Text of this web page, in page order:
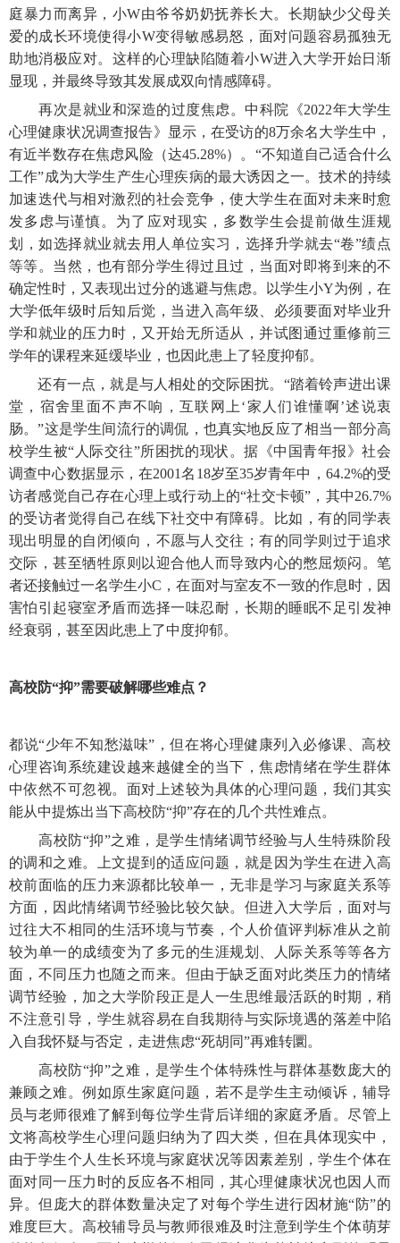
庭暴力而离异，小W由爷爷奶奶抚养长大。长期缺少父母关
爱的成长环境使得小W变得敏感易怒，面对问题容易孤独无
助地消极应对。这样的心理缺陷随着小W进入大学开始日渐
显现，并最终导致其发展成双向情感障碍。
再次是就业和深造的过度焦虑。中科院《2022年大学生
心理健康状况调查报告》显示，在受访的8万余名大学生中，
有近半数存在焦虑风险（达45.28%）。“不知道自己适合什么
工作”成为大学生产生心理疾病的最大诱因之一。技术的持续
加速迭代与相对激烈的社会竞争，使大学生在面对未来时愈
发多虑与谨慎。为了应对现实，多数学生会提前做生涯规
划，如选择就业就去用人单位实习，选择升学就去“卷”绩点
等等。当然，也有部分学生得过且过，当面对即将到来的不
确定性时，又表现出过分的逃避与焦虑。以学生小Y为例，在
大学低年级时后知后觉，当进入高年级、必须要面对毕业升
学和就业的压力时，又开始无所适从，并试图通过重修前三
学年的课程来延缓毕业，也因此患上了轻度抑郁。
还有一点，就是与人相处的交际困扰。 “踏着铃声进出课
堂，宿舍里面不声不响，互联网上‘家人们谁懂啊’述说衷
肠。”这是学生间流行的调侃，也真实地反应了相当一部分高
校学生被“人际交往”所困扰的现状。据《中国青年报》社会
调查中心数据显示，在2001名18岁至35岁青年中，64.2%的受
访者感觉自己存在心理上或行动上的“社交卡顿”，其中26.7%
的受访者觉得自己在线下社交中有障碍。比如，有的同学表
现出明显的自闭倾向，不愿与人交往；有的同学则过于追求
交际，甚至牺牲原则以迎合他人而导致内心的憋屈烦闷。笔
者还接触过一名学生小C，在面对与室友不一致的作息时，因
害怕引起寝室矛盾而选择一味忍耐，长期的睡眠不足引发神
经衰弱，甚至因此患上了中度抑郁。
高校防“抑”需要破解哪些难点？
都说“少年不知愁滋味”，但在将心理健康列入必修课、高校
心理咨询系统建设越来越健全的当下，焦虑情绪在学生群体
中依然不可忽视。面对上述较为具体的心理问题，我们其实
能从中提炼出当下高校防“抑”存在的几个共性难点。
高校防“抑”之难，是学生情绪调节经验与人生特殊阶段
的调和之难。上文提到的适应问题，就是因为学生在进入高
校前面临的压力来源都比较单一，无非是学习与家庭关系等
方面，因此情绪调节经验比较欠缺。但进入大学后，面对与
过往大不相同的生活环境与节奏，个人价值评判标准从之前
较为单一的成绩变为了多元的生涯规划、人际关系等等各方
面，不同压力也随之而来。但由于缺乏面对此类压力的情绪
调节经验，加之大学阶段正是人一生思维最活跃的时期，稍
不注意引导，学生就容易在自我期待与实际境遇的落差中陷
入自我怀疑与否定，走进焦虑“死胡同”再难转圜。
高校防“抑”之难，是学生个体特殊性与群体基数庞大的
兼顾之难。例如原生家庭问题，若不是学生主动倾诉，辅导
员与老师很难了解到每位学生背后详细的家庭矛盾。尽管上
文将高校学生心理问题归纳为了四大类，但在具体现实中，
由于学生个人生长环境与家庭状况等因素差别，学生个体在
面对同一压力时的反应各不相同，其心理健康状况也因人而
异。但庞大的群体数量决定了对每个学生进行因材施“防”的
难度巨大。高校辅导员与教师很难及时注意到学生个体萌芽